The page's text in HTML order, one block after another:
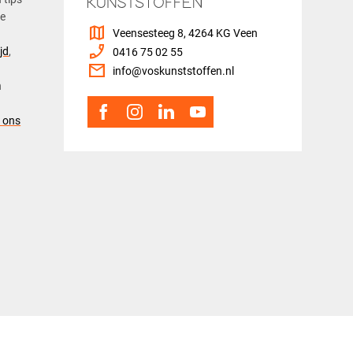
,
ons
map Veensesteeg 8, 4264 KG Veen
phone_enabled 0416 75 02 55
mail info@voskunststoffen.nl